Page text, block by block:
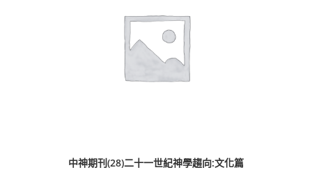
中神期刊(28)二十一世紀神學趨向:文化篇